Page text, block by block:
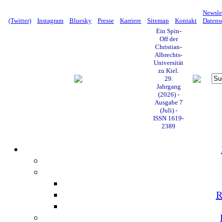
(Twitter)
Instagram Bluesky Presse Karriere Sitemap Kontakt
Ein Spin-
Off der
Christian-
Albrechts-
Universität
zu Kiel.
29.
Jahrgang
(2026) -
Ausgabe 7
(Juli) -
ISSN 1619-
2389